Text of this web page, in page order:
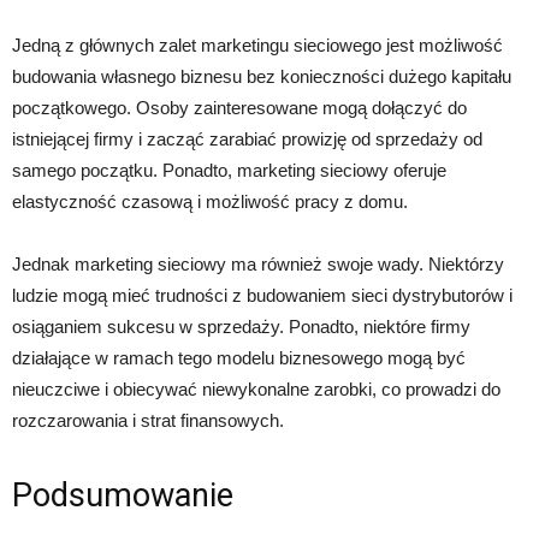
Jedną z głównych zalet marketingu sieciowego jest możliwość
budowania własnego biznesu bez konieczności dużego kapitału
początkowego. Osoby zainteresowane mogą dołączyć do
istniejącej firmy i zacząć zarabiać prowizję od sprzedaży od
samego początku. Ponadto, marketing sieciowy oferuje
elastyczność czasową i możliwość pracy z domu.
Jednak marketing sieciowy ma również swoje wady. Niektórzy
ludzie mogą mieć trudności z budowaniem sieci dystrybutorów i
osiąganiem sukcesu w sprzedaży. Ponadto, niektóre firmy
działające w ramach tego modelu biznesowego mogą być
nieuczciwe i obiecywać niewykonalne zarobki, co prowadzi do
rozczarowania i strat finansowych.
Podsumowanie